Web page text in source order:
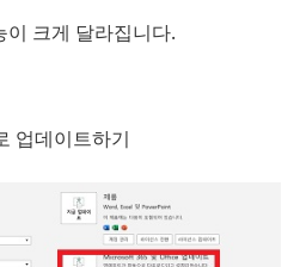
크게 달라집니다.
업데이트하기